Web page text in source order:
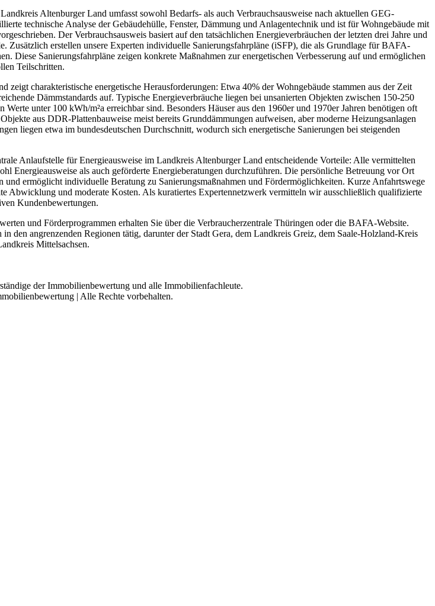
Altenburger Land umfasst sowohl Bedarfs- als auch Verbrauchsausweise nach aktuellen GEG-
technische Analyse der Gebäudehülle, Fenster, Dämmung und Anlagentechnik und ist für Wohngebäude mit
Der Verbrauchsausweis basiert auf den tatsächlichen Energieverbräuchen der letzten drei Jahre und
Zusätzlich erstellen unsere Experten individuelle Sanierungsfahrpläne (iSFP), die als Grundlage für BAFA-
Diese Sanierungsfahrpläne zeigen konkrete Maßnahmen zur energetischen Verbesserung auf und ermöglichen
Teilschritten.
zeigt charakteristische energetische Herausforderungen: Etwa 40% der Wohngebäude stammen aus der Zeit
Dämmstandards auf. Typische Energieverbräuche liegen bei unsanierten Objekten zwischen 150-250
Werte unter 100 kWh/m²a erreichbar sind. Besonders Häuser aus den 1960er und 1970er Jahren benötigen oft
aus DDR-Plattenbauweise meist bereits Grunddämmungen aufweisen, aber moderne Heizungsanlagen
liegen etwa im bundesdeutschen Durchschnitt, wodurch sich energetische Sanierungen bei steigenden
Anlaufstelle für Energieausweise im Landkreis Altenburger Land entscheidende Vorteile: Alle vermittelten
Energieausweise als auch geförderte Energieberatungen durchzuführen. Die persönliche Betreuung vor Ort
und ermöglicht individuelle Beratung zu Sanierungsmaßnahmen und Fördermöglichkeiten. Kurze Anfahrtswege
Abwicklung und moderate Kosten. Als kuratiertes Expertennetzwerk vermitteln wir ausschließlich qualifizierte
Kundenbewertungen.
und Förderprogrammen erhalten Sie über die Verbraucherzentrale Thüringen oder die BAFA-Website.
den angrenzenden Regionen tätig, darunter der Stadt Gera, dem Landkreis Greiz, dem Saale-Holzland-Kreis
Mittelsachsen.
der Immobilienbewertung und alle Immobilienfachleute.
| Alle Rechte vorbehalten.